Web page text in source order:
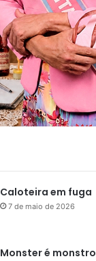
Caloteira em fuga
7 de maio de 2026
Monster é monstro